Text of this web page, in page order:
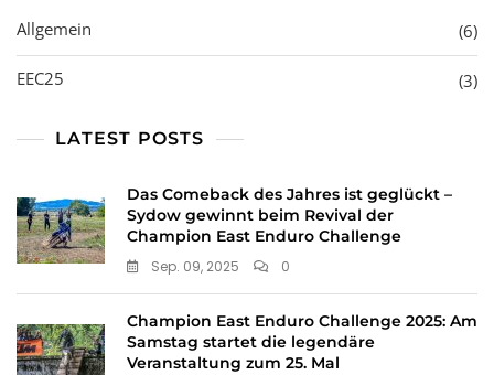
Allgemein (6)
EEC25 (3)
LATEST POSTS
Das Comeback des Jahres ist geglückt –
Sydow gewinnt beim Revival der
Champion East Enduro Challenge
Sep. 09, 2025 0
Champion East Enduro Challenge 2025: Am
Samstag startet die legendäre
Veranstaltung zum 25. Mal